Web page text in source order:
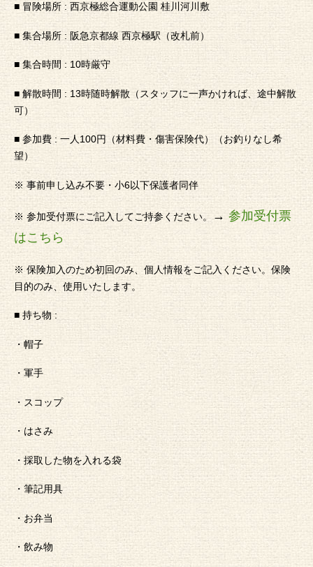
■ 冒険場所 : 西京極総合運動公園 桂川河川敷
■ 集合場所 : 阪急京都線 西京極駅（改札前）
■ 集合時間 : 10時厳守
■ 解散時間 : 13時随時解散（スタッフに一声かければ、途中解散
可）
■ 参加費 : 一人100円（材料費・傷害保険代）（お釣りなし希
望）
※ 事前申し込み不要・小6以下保護者同伴
※ 参加受付票にご記入してご持参ください。 → 参加受付票
はこちら
※ 保険加入のため初回のみ、個人情報をご記入ください。保険
目的のみ、使用いたします。
■ 持ち物 :
・帽子
・軍手
・スコップ
・はさみ
・採取した物を入れる袋
・筆記用具
・お弁当
・飲み物